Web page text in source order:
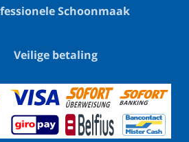
Schoonmaak
Veilige betaling